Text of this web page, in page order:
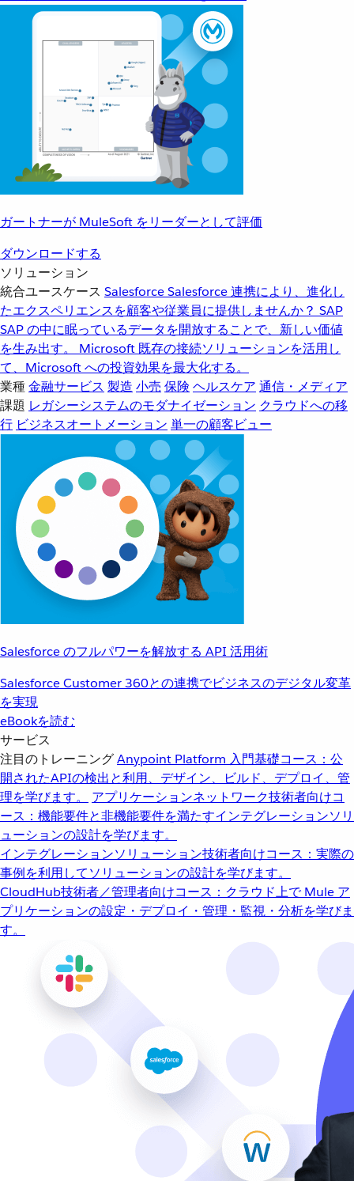
ガートナーが MuleSoft をリーダーとして評価
ダウンロードする
ソリューション
統合ユースケース SalesforceSalesforce 連携により、進化し
たエクスペリエンスを顧客や従業員に提供しませんか？ SAP
SAP の中に眠っているデータを開放することで、新しい価値
を生み出す。
Microsoft 既存の接続ソリューションを活用し
て、Microsoft への投資効果を最大化する。
業種金融サービス 製造 小売 保険 ヘルスケア 通信・メディア
課題 レガシーシステムのモダナイゼーション クラウドへの移
行 ビジネスオートメーション 単一の顧客ビュー
Salesforce のフルパワーを解放する API 活用術
Salesforce Customer 360との連携でビジネスのデジタル変革
を実現
eBookを読む
サービス
注目のトレーニングAnypoint Platform 入門基礎コース：公
開されたAPIの検出と利用、デザイン、ビルド、デプロイ、管
理を学びます。
アプリケーションネットワーク技術者向けコ
ース：機能要件と非機能要件を満たすインテグレーションソリ
ューションの設計を学びます。
インテグレーションソリューション技術者向けコース：実際の
事例を利用してソリューションの設計を学びます。
CloudHub技術者／管理者向けコース：クラウド上で Mule ア
プリケーションの設定・デプロイ・管理・監視・分析を学びま
す。